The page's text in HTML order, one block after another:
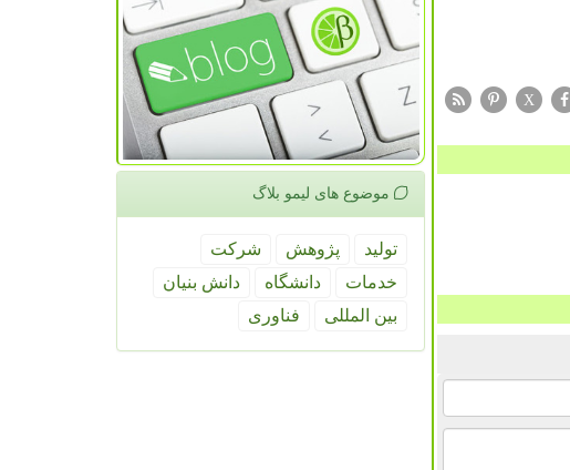
X
موضوع های لیمو بلاگ
تولید پژوهش
شركت
خدمات
دانشگاه
دانش بنیان
بین المللی
فناوری